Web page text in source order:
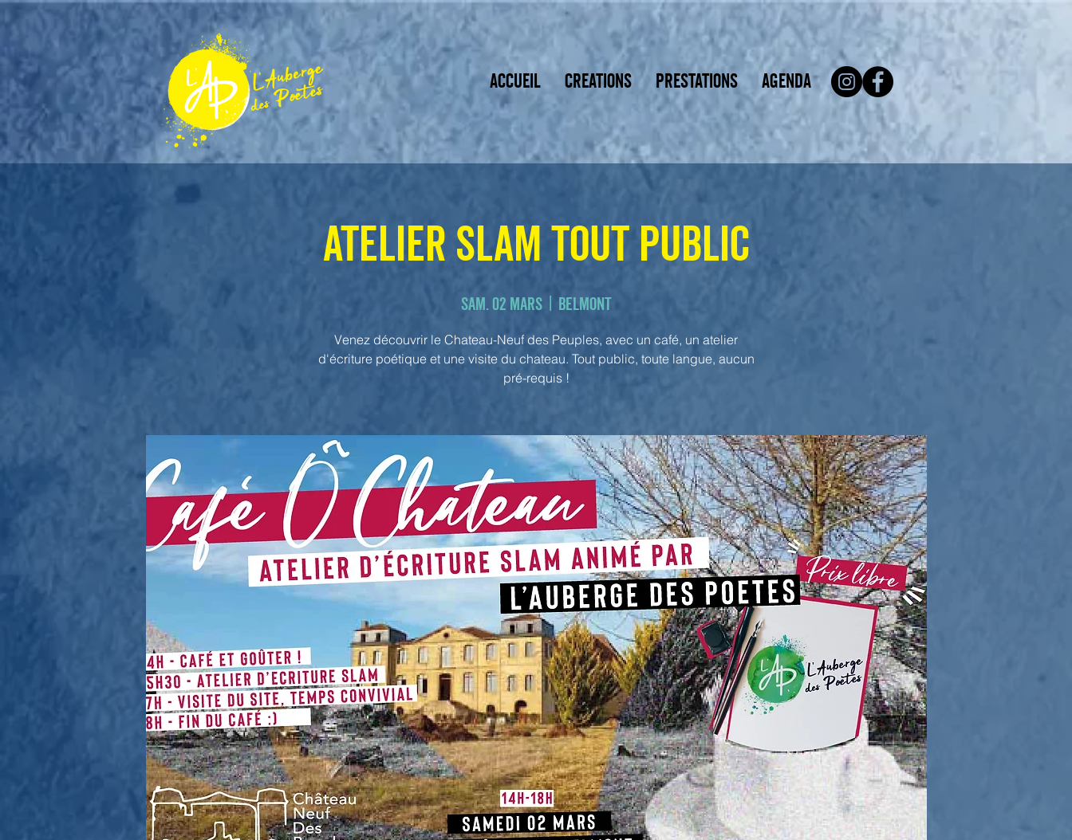
ACCUEIL CREATIONS PRESTATIONS AGENDA
Atelier slam tout public
sam. 02 mars
  |
Belmont
Venez découvrir le Chateau-Neuf des Peuples, avec un café, un atelier
d'écriture poétique et une visite du chateau. Tout public, toute langue, aucun
pré-requis !